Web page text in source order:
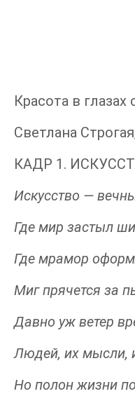
Красота в
Светлана
КАДР 1.
Искусство —
Где мир застыл
Где мрамор
Миг прячется за
Давно уж ветер
Людей, их мысли,
Но полон жизни